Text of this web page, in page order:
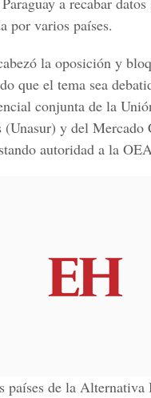
por varios países.
la oposición y
que el tema sea
conjunta de la
(Unasur) y del Mercado
autoridad a la
países de la